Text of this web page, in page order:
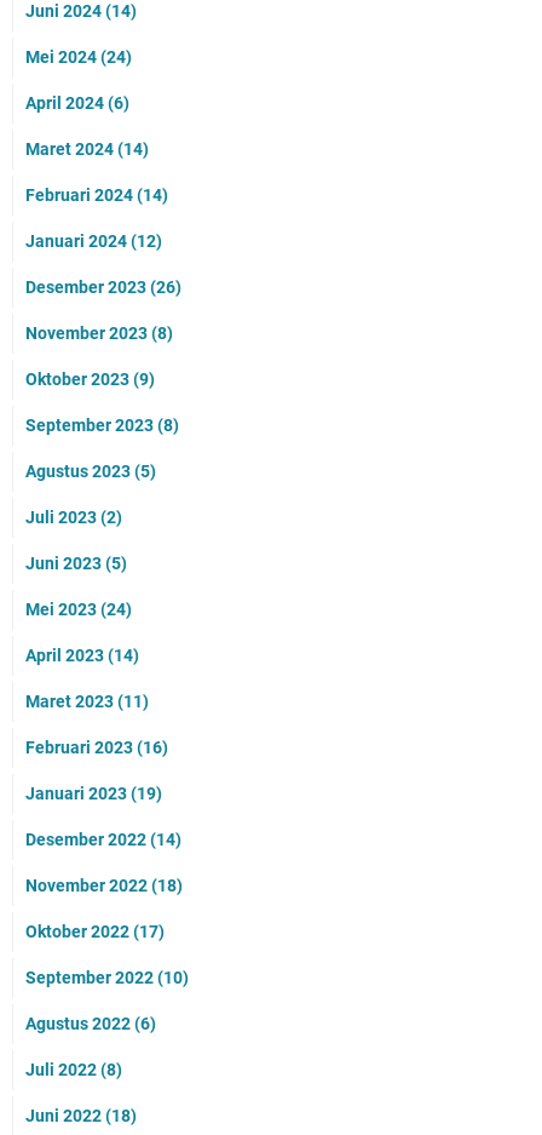
Juni 2024(14)
Mei 2024(24)
April 2024(6)
Maret 2024(14)
Februari 2024(14)
Januari 2024(12)
Desember 2023(26)
November 2023(8)
Oktober 2023(9)
September 2023(8)
Agustus 2023(5)
Juli 2023(2)
Juni 2023(5)
Mei 2023(24)
April 2023(14)
Maret 2023(11)
Februari 2023(16)
Januari 2023(19)
Desember 2022(14)
November 2022(18)
Oktober 2022(17)
September 2022(10)
Agustus 2022(6)
Juli 2022(8)
Juni 2022(18)